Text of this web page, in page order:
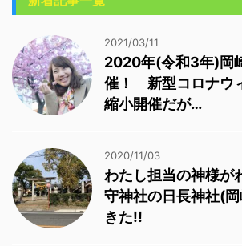
2021/03/11
2020年(令和3年)岡
催！ 新型コロナウ
縮小開催だが…
2020/11/03
わたし担当の神様
守神社の日長神社(
きた!!